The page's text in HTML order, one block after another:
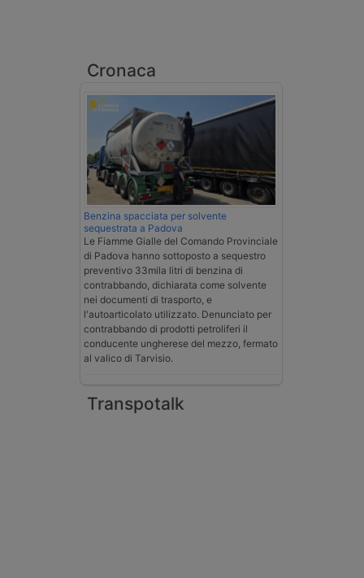
Cronaca
Benzina spacciata per solvente
sequestrata a Padova
Le Fiamme Gialle del Comando Provinciale
di Padova hanno sottoposto a sequestro
preventivo 33mila litri di benzina di
contrabbando, dichiarata come solvente
nei documenti di trasporto, e
l'autoarticolato utilizzato. Denunciato per
contrabbando di prodotti petroliferi il
conducente ungherese del mezzo, fermato
al valico di Tarvisio.
Transpotalk